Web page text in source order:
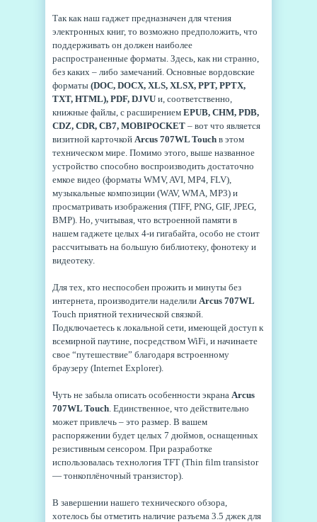
Так как наш гаджет предназначен для чтения
электронных книг, то возможно предположить, что
поддерживать он должен наиболее
распространенные форматы. Здесь, как ни странно,
без каких – либо замечаний. Основные вордовские
форматы (DOC, DOCX, XLS, XLSX, PPT, PPTX,
TXT, HTML), PDF, DJVU и, соответственно,
книжные файлы, с расширением EPUB, CHM, PDB,
CDZ, CDR, CB7, MOBIPOCKET – вот что является
визитной карточкой Arcus 707WL Touch в этом
техническом мире. Помимо этого, выше названное
устройство способно воспроизводить достаточно
емкое видео (форматы WMV, AVI, MP4, FLV),
музыкальные композиции (WAV, WMA, MP3) и
просматривать изображения (TIFF, PNG, GIF, JPEG,
BMP). Но, учитывая, что встроенной памяти в
нашем гаджете целых 4-и гигабайта, особо не стоит
рассчитывать на большую библиотеку, фонотеку и
видеотеку.
Для тех, кто неспособен прожить и минуты без
интернета, производители наделили Arcus 707WL
Touch приятной технической связкой.
Подключаетесь к локальной сети, имеющей доступ к
всемирной паутине, посредством WiFi, и начинаете
свое “путешествие” благодаря встроенному
браузеру (Internet Explorer).
Чуть не забыла описать особенности экрана Arcus
707WL Touch. Единственное, что действительно
может привлечь – это размер. В вашем
распоряжении будет целых 7 дюймов, оснащенных
резистивным сенсором. При разработке
использовалась технология TFT (Thin film transistor
— тонкоплёночный транзистор).
В завершении нашего технического обзора,
хотелось бы отметить наличие разъема 3.5 джек для